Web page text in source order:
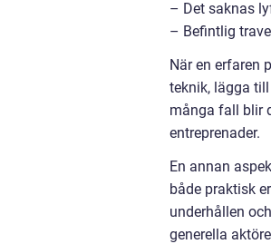
– Det saknas
– Befintlig
När en erfaren
teknik, lägga
många fall blir
entreprenader.
En annan
både praktisk
underhållen
generella